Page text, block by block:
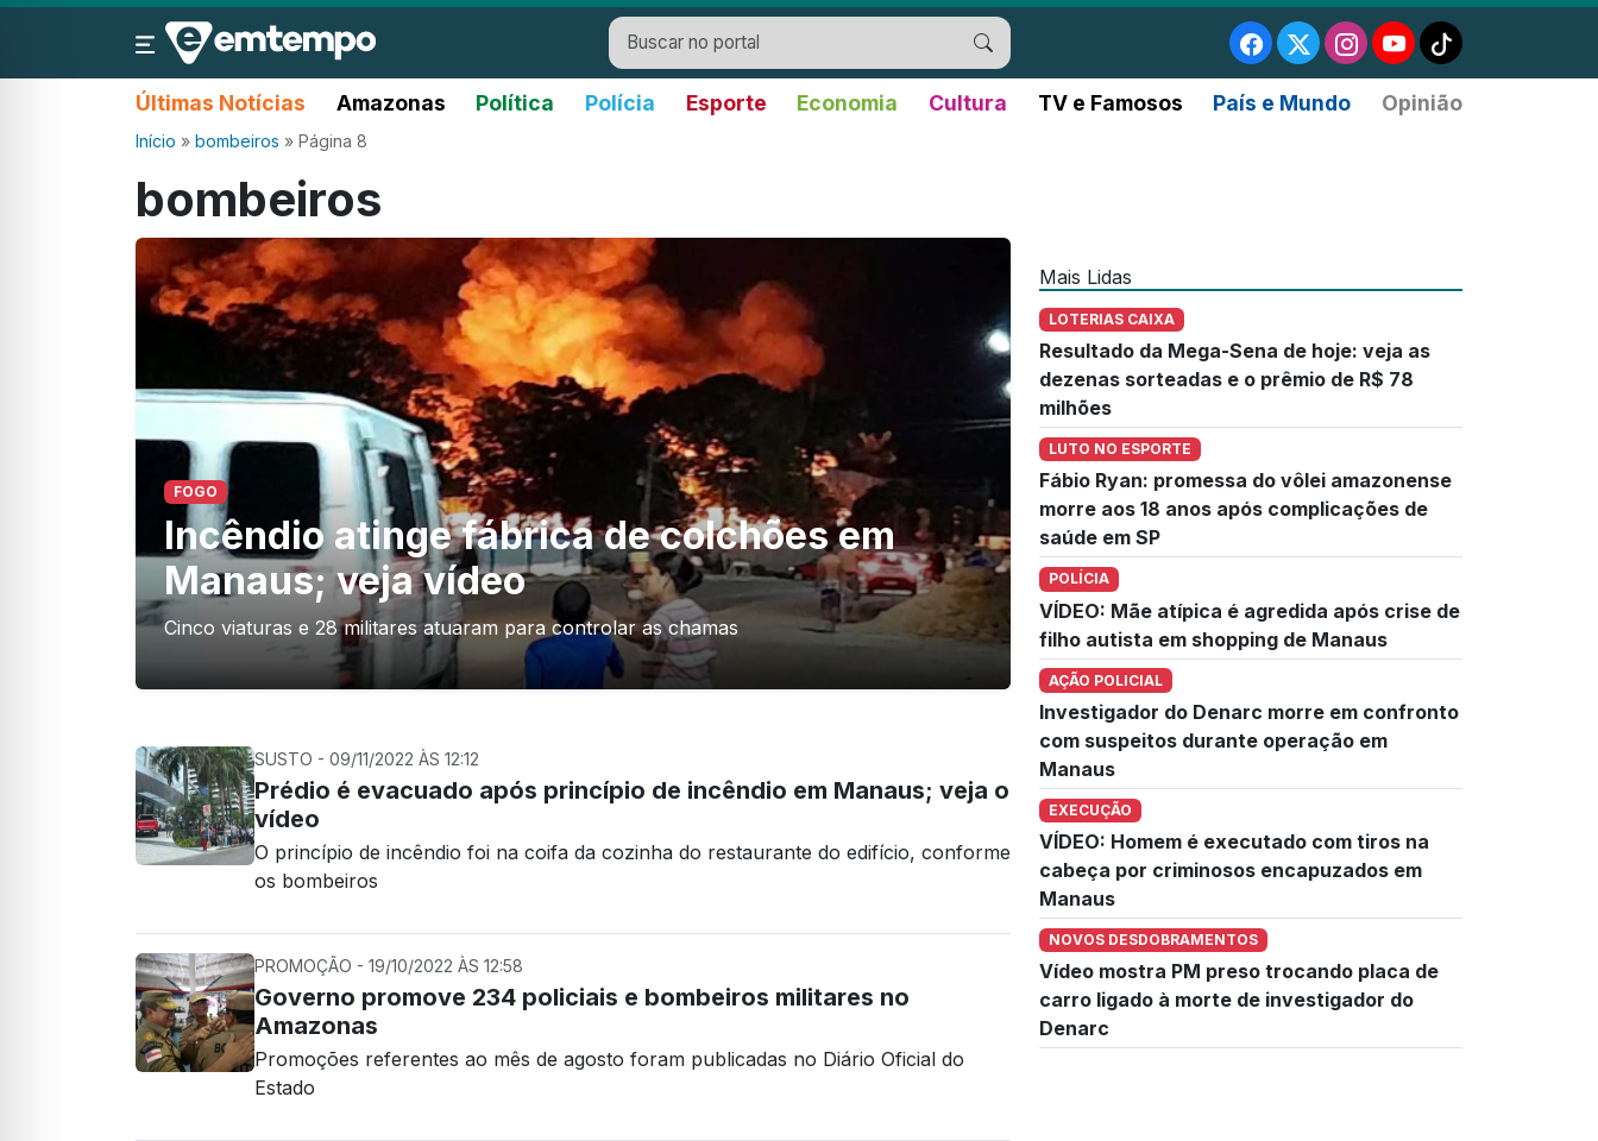
Últimas Notícias Amazonas Política Polícia Esporte Economia Cultura TV e Famosos País e Mundo Opinião
Início » bombeiros » Página 8
bombeiros
FOGO
Incêndio atinge fábrica de colchões em
Manaus; veja vídeo
Cinco viaturas e 28 militares atuaram para controlar as chamas
SUSTO - 09/11/2022 ÀS 12:12
Prédio é evacuado após princípio de incêndio em Manaus; veja o
vídeo
O princípio de incêndio foi na coifa da cozinha do restaurante do edifício, conforme
os bombeiros
PROMOÇÃO - 19/10/2022 ÀS 12:58
Governo promove 234 policiais e bombeiros militares no
Amazonas
Promoções referentes ao mês de agosto foram publicadas no Diário Oficial do
Estado
Mais Lidas
LOTERIAS CAIXA
Resultado da Mega-Sena de hoje: veja as
dezenas sorteadas e o prêmio de R$ 78
milhões
LUTO NO ESPORTE
Fábio Ryan: promessa do vôlei amazonense
morre aos 18 anos após complicações de
saúde em SP
POLÍCIA
VÍDEO: Mãe atípica é agredida após crise de
filho autista em shopping de Manaus
AÇÃO POLICIAL
Investigador do Denarc morre em confronto
com suspeitos durante operação em
Manaus
EXECUÇÃO
VÍDEO: Homem é executado com tiros na
cabeça por criminosos encapuzados em
Manaus
NOVOS DESDOBRAMENTOS
Vídeo mostra PM preso trocando placa de
carro ligado à morte de investigador do
Denarc